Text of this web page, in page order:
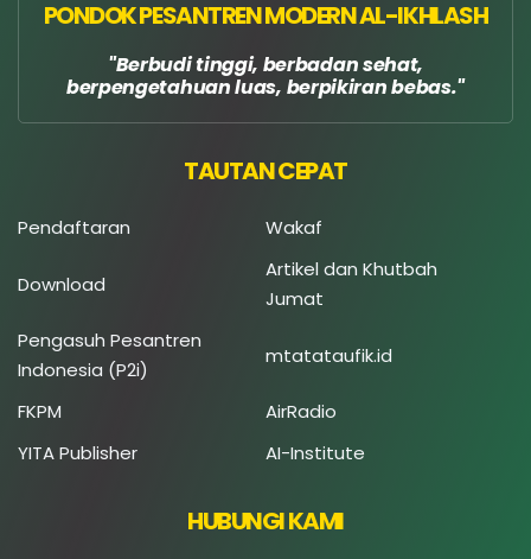
PONDOK PESANTREN MODERN AL-IKHLASH
Berbudi tinggi, berbadan sehat,
berpengetahuan luas, berpikiran bebas.
TAUTAN CEPAT
Pendaftaran Wakaf
Download
Artikel dan Khutbah
Jumat
Pengasuh Pesantren
Indonesia (P2i)
mtatataufik.id
FKPM
AirRadio
YITA Publisher
AI-Institute
HUBUNGI KAMI